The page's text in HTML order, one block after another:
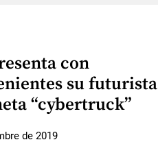
con
su futurista
“cybertruck”
de 2019